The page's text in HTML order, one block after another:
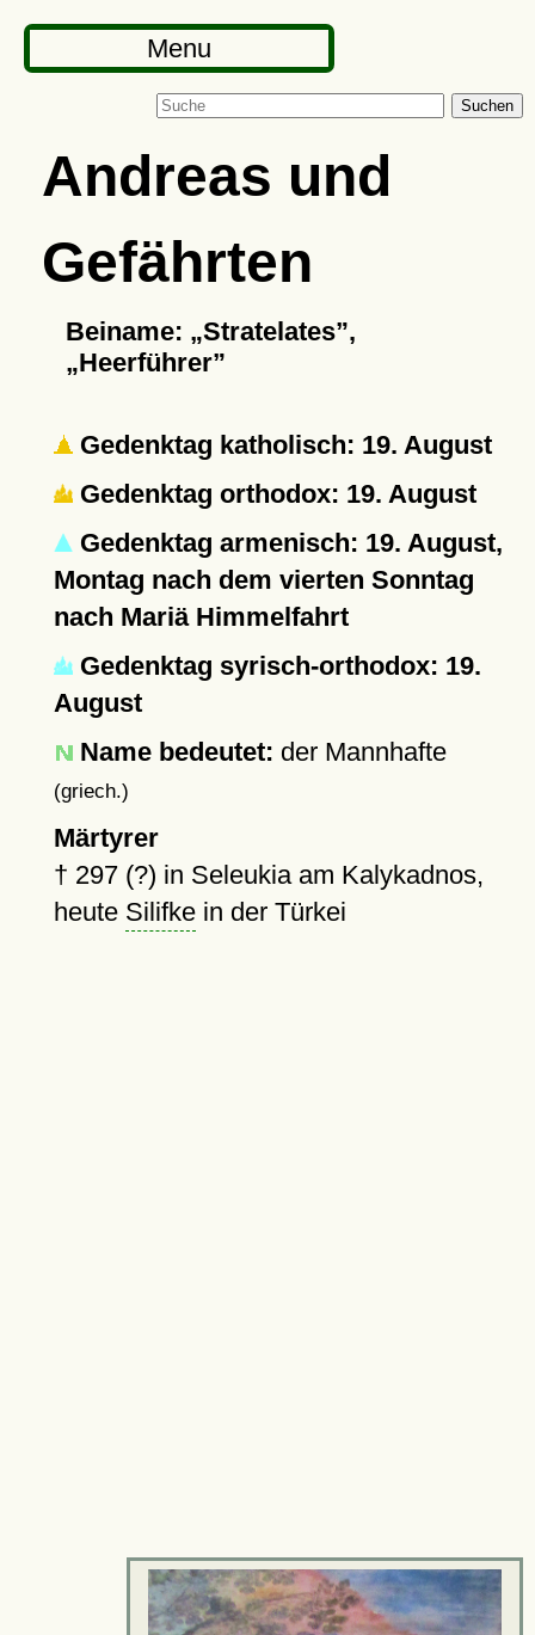
Menu
Suchen
Andreas und
Gefährten
Beiname: Stratelates ,
Heerführer
Gedenktag katholisch: 19. August
Gedenktag orthodox: 19. August
Gedenktag armenisch: 19. August,
Montag nach dem vierten Sonntag
nach Mariä Himmelfahrt
Gedenktag syrisch-orthodox: 19.
August
Name bedeutet: der Mannhafte
(griech.)
Märtyrer
† 297 (?) in Seleukia am Kalykadnos,
heute Silifkein der Türkei